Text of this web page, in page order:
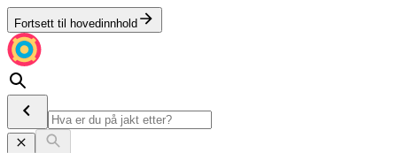
Fortsett til hovedinnhold